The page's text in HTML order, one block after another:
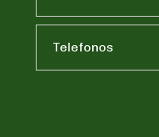
Telefonos